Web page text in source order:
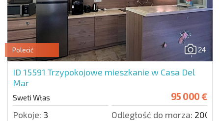
24
Polecić
ID 15591 Trzypokojowe mieszkanie w Casa Del
Mar
Sweti Włas 95 000 €
Pokoje: 3 Odległość do morza: 200